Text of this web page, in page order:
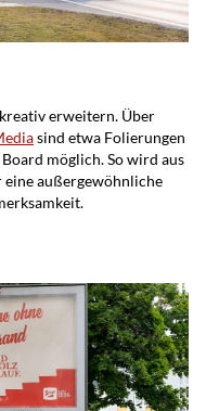
erweitern. Über
sind etwa Folierungen
möglich. So wird aus
eine außergewöhnliche